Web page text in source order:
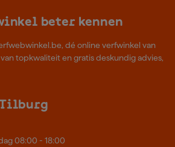
beter kennen
dé online verfwinkel van
topkwaliteit en gratis deskundig advies,
Tilburg
08:00 - 18:00